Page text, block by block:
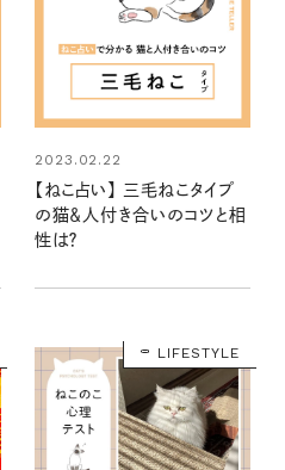
2023.02.22
【ねこ占い】 三毛ねこタイプ
の猫＆人付き合いのコツと相
性は？
LIFESTYLE